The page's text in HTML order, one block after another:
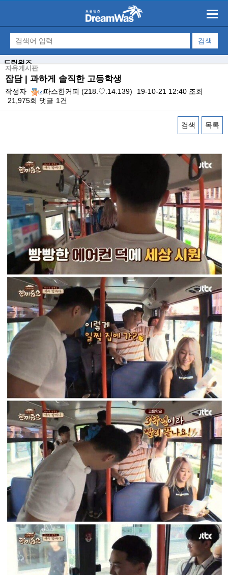
드림워즈
자유게시판
잡담 | 과하게 솔직한 고등학생
작성자 따스한커피 (218.♡.14.139) 19-10-21 12:40 조회
21,975회 댓글 1건
검색 목록